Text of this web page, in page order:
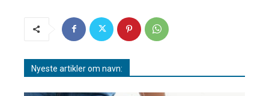
Nyeste artikler om navn: